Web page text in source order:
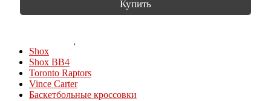
Купить
Shox
Shox BB4
Toronto Raptors
Vince Carter
Баскетбольные кроссовки